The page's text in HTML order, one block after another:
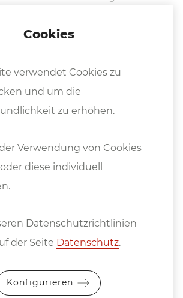
innerhalb von 14 Tagen auf das
Cookies
verwendet Cookies zu
und um die
zu erhöhen.
Verwendung von Cookies
diese individuell
Datenschutzrichtlinien
der Seite Datenschutz.
Konfigurieren